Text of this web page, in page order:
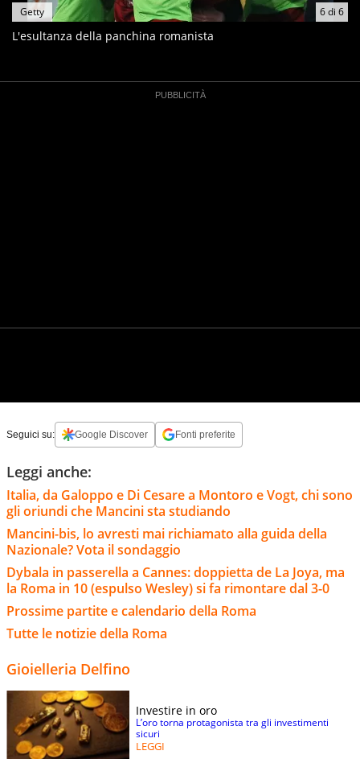
6di 6
Getty
L'esultanza della panchina romanista
Seguici su: Google Discover Fonti preferite
Leggi anche:
Italia, da Galoppo e Di Cesare a Montoro e Vogt, chi sono
gli oriundi che Mancini sta studiando
Mancini-bis, lo avresti mai richiamato alla guida della
Nazionale? Vota il sondaggio
Dybala in passerella a Cannes: doppietta de La Joya, ma
la Roma in 10 (espulso Wesley) si fa rimontare dal 3-0
Prossime partite e calendario della Roma
Tutte le notizie della Roma
Gioielleria Delfino
Investire in oro
L’oro torna protagonista tra gli investimenti
sicuri
LEGGI